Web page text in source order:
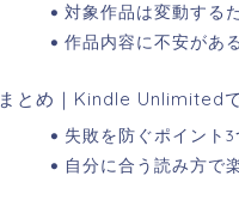
対象作品は変動する
作品内容に不安があ
まとめ｜Kindle Unlimited
失敗を防ぐポイント
自分に合う読み方で